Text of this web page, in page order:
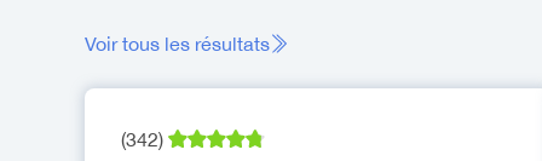
Voir tous les résultats
(342)